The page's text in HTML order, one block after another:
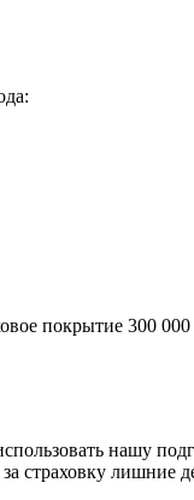
покрытие 300
нашу
страховку лишние